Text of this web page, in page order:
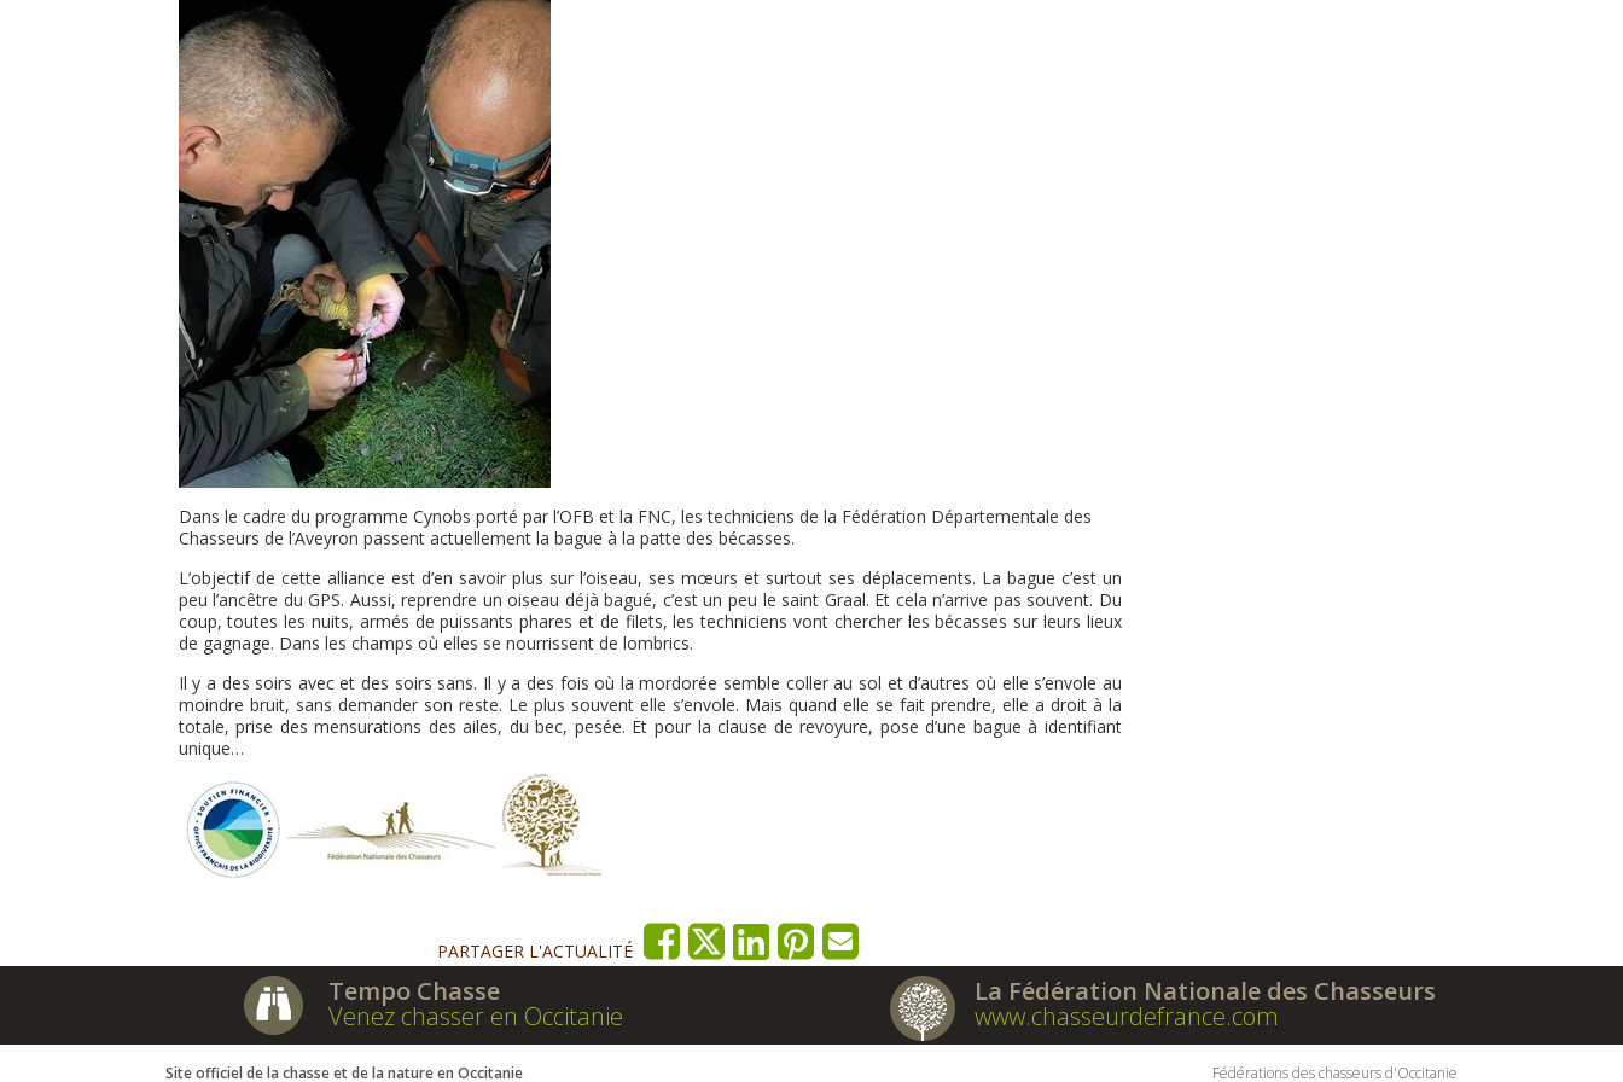
Dans le cadre du programme Cynobs porté par l’OFB et la FNC, les techniciens de la Fédération Départementale des
Chasseurs de l’Aveyron passent actuellement la bague à la patte des bécasses.
L’objectif de cette alliance est d’en savoir plus sur l’oiseau, ses mœurs et surtout ses déplacements. La bague c’est un
peu l’ancêtre du GPS. Aussi, reprendre un oiseau déjà bagué, c’est un peu le saint Graal. Et cela n’arrive pas souvent. Du
coup, toutes les nuits, armés de puissants phares et de filets, les techniciens vont chercher les bécasses sur leurs lieux
de gagnage. Dans les champs où elles se nourrissent de lombrics.
Il y a des soirs avec et des soirs sans. Il y a des fois où la mordorée semble coller au sol et d’autres où elle s’envole au
moindre bruit, sans demander son reste. Le plus souvent elle s’envole. Mais quand elle se fait prendre, elle a droit à la
totale, prise des mensurations des ailes, du bec, pesée. Et pour la clause de revoyure, pose d’une bague à identifiant
unique…
PARTAGER L'ACTUALITÉ
Tempo Chasse
Venez chasser en Occitanie
La Fédération Nationale des Chasseurs
www.chasseurdefrance.com
Site officiel de la chasse et de la nature en Occitanie Fédérations des chasseurs d'Occitanie